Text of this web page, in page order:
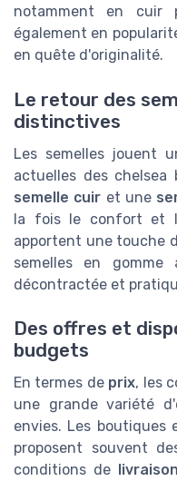
notamment en cuir
également en
en quête d'originalité.
Le retour des
distinctives
Les semelles jouent
actuelles des
semelle cuir et une
la fois le confort et
apportent une touche
semelles en
décontractée et
Des offres et
budgets
En termes de prix, les
une grande variété
envies. Les boutiques
proposent souvent
conditions de livraison